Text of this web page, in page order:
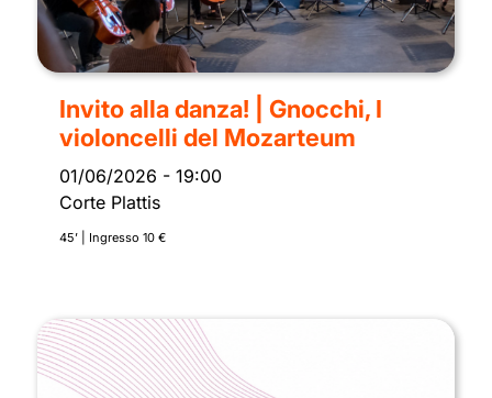
Invito alla danza! | Gnocchi, I
violoncelli del Mozarteum
01/06/2026 - 19:00
Corte Plattis
45’ | Ingresso 10 €